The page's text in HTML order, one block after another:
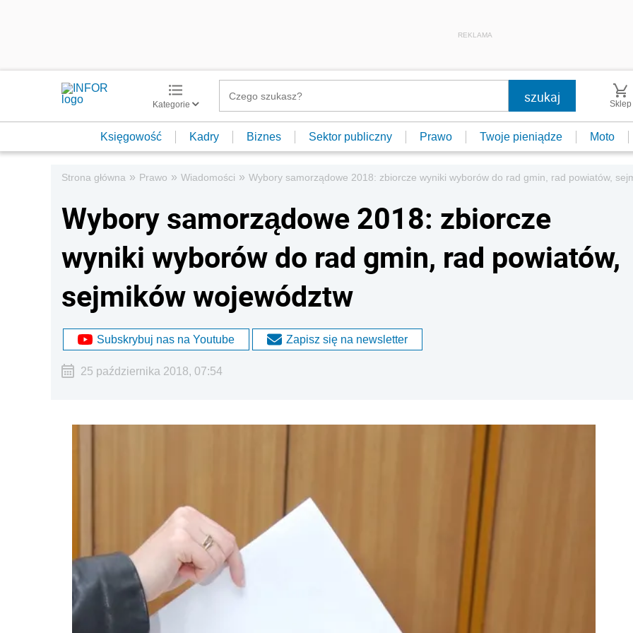
REKLAMA
Kategorie Sklep
Księgowość Kadry Biznes Sektor publiczny Prawo Twoje pieniądze Moto
Strona główna » Prawo » Wiadomości » Wybory samorządowe 2018: zbiorcze wyniki wyborów do rad gmin, rad powiatów,
Wybory samorządowe 2018: zbiorcze
wyniki wyborów do rad gmin, rad powiatów,
sejmików województw
Subskrybuj nas na Youtube Zapisz się na newsletter
25 października 2018, 07:54